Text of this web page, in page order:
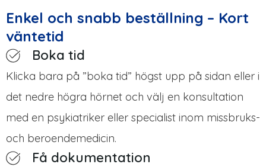
Enkel och snabb beställning – Kort
väntetid
Boka tid
Klicka bara på ”boka tid” högst upp på sidan eller i
det nedre högra hörnet och välj en konsultation
med en psykiatriker eller specialist inom missbruks-
och beroendemedicin.
Få dokumentation